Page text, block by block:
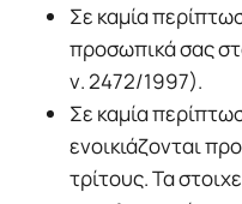
Σε καμία
προσωπικά σας
ν. 2472/1997).
Σε καμία
ενοικιάζονται
τρίτους. Τα